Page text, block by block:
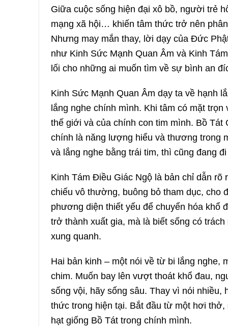
Giữa cuộc sống hiện đại xô bồ, người trẻ
mạng xã hội… khiến tâm thức trở nên
Nhưng may mắn thay, lời dạy của Đức
như Kinh Sức Mạnh Quan Âm và Kinh
lối cho những ai muốn tìm về sự bình an
Kinh Sức Mạnh Quan Âm dạy ta về hạnh
lắng nghe chính mình. Khi tâm có mặt
thế giới và của chính con tim mình. Bồ
chính là năng lượng hiểu và thương trong
và lắng nghe bằng trái tim, thì cũng đang
Kinh Tám Điều Giác Ngộ là bản chỉ dẫn
chiếu vô thường, buông bỏ tham dục, cho
phương diện thiết yếu để chuyển hóa khổ
trở thành xuất gia, mà là biết sống có
xung quanh.
Hai bản kinh – một nói về từ bi lắng nghe,
chim. Muốn bay lên vượt thoát khổ đau,
sống vội, hãy sống sâu. Thay vì nói nhiều,
thức trong hiện tại. Bắt đầu từ một hơi
hạt giống Bồ Tát trong chính mình.